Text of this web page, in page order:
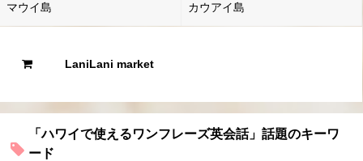
マウイ島 カウアイ島
LaniLani market
「ハワイで使えるワンフレーズ英会話」話題のキーワ
ード